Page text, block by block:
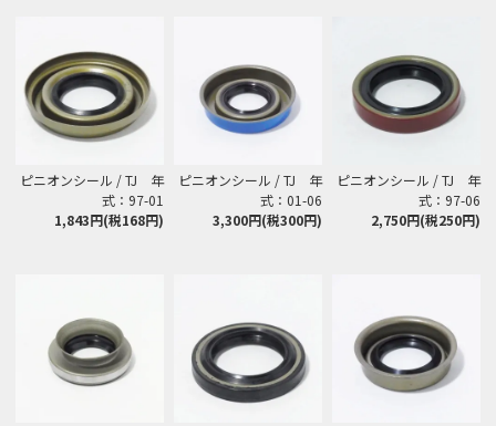
ピニオンシール / TJ 年
式：97-01
1,843円(税168円)
ピニオンシール / TJ 年
式：01-06
3,300円(税300円)
ピニオンシール / TJ 年
式：97-06
2,750円(税250円)